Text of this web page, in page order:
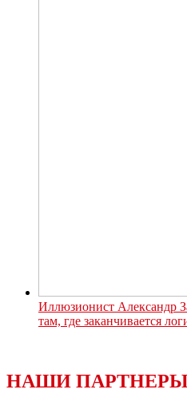
Иллюзионист Александр
там, где заканчивается
НАШИ